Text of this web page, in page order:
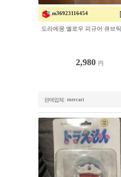
m36923116454
도라에몽 옐로우 피규어 큐브릭
2,980 円
판매업체 mercari